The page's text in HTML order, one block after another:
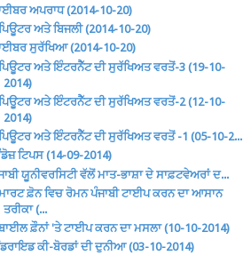
ਅਪਰਾਧ (2014-10-20)
ਅਤੇ ਬਿਜਲੀ (2014-10-20)
ਸੁਰੱਖਿਆ (2014-10-20)
ਅਤੇ ਇੰਟਰਨੈੱਟ ਦੀ ਸੁਰੱਖਿਅਤ ਵਰਤੋਂ-3 (19-10-
2014)
ਅਤੇ ਇੰਟਰਨੈੱਟ ਦੀ ਸੁਰੱਖਿਅਤ ਵਰਤੋਂ-2 (12-10-
2014)
ਅਤੇ ਇੰਟਰਨੈੱਟ ਦੀ ਸੁਰੱਖਿਅਤ ਵਰਤੋਂ -1 (05-10-2...
ਟਿਪਸ (14-09-2014)
ਯੂਨੀਵਰਸਿਟੀ ਵੱਲੋਂ ਮਾਤ-ਭਾਸ਼ਾ ਦੇ ਸਾਫ਼ਟਵੇਅਰਾਂ ਦ...
ਫ਼ੋਨ ਵਿਚ ਰੋਮਨ ਪੰਜਾਬੀ ਟਾਈਪ ਕਰਨ ਦਾ ਆਸਾਨ
ਤਰੀਕਾ (...
ਫ਼ੌਨਾਂ 'ਤੇ ਟਾਈਪ ਕਰਨ ਦਾ ਮਸਲਾ (10-10-2014)
ਕੀ-ਬੋਰਡਾਂ ਦੀ ਦੁਨੀਆ (03-10-2014)